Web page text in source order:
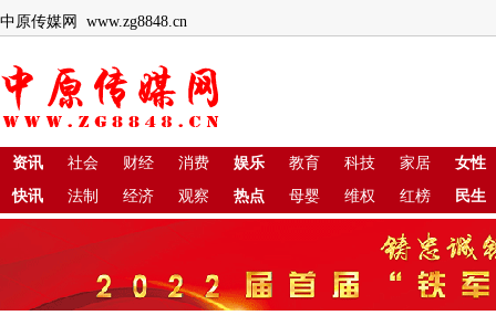
中原传媒网 www.zg8848.cn
资讯 社会 财经 消费 娱乐 教育 科技 家居
女性
快讯
法制 经济 观察 热点 母婴 维权 红榜 民生